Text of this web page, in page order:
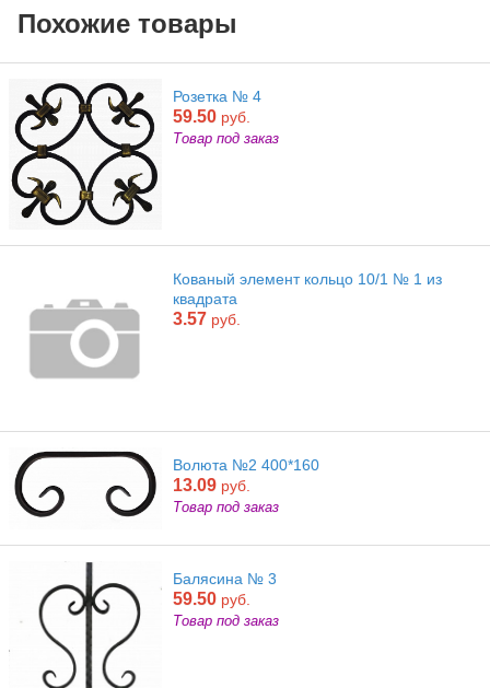
Похожие товары
Розетка № 4
59.50 руб.
Товар под заказ
Кованый элемент кольцо 10/1 № 1 из
квадрата
3.57 руб.
Волюта №2 400*160
13.09 руб.
Товар под заказ
Балясина № 3
59.50 руб.
Товар под заказ